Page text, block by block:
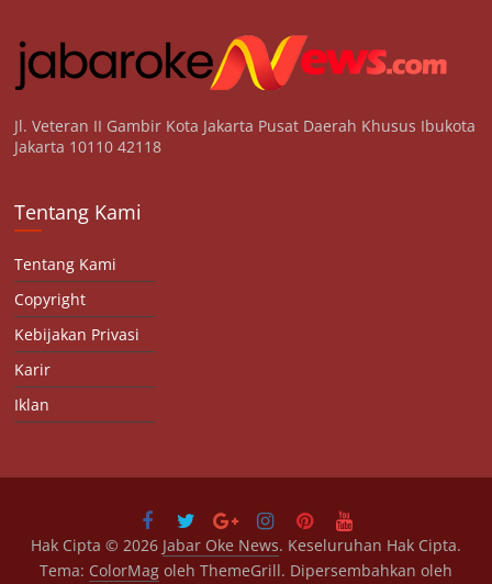
Jl. Veteran II Gambir Kota Jakarta Pusat Daerah Khusus Ibukota
Jakarta 10110 42118
Tentang Kami
Tentang Kami
Copyright
Kebijakan Privasi
Karir
Iklan
Hak Cipta © 2026 Jabar Oke News. Keseluruhan Hak Cipta.
Tema: ColorMagoleh ThemeGrill. Dipersembahkan oleh